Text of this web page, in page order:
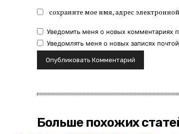
сохраните мое имя, адрес
Уведомить меня о новых комментариях
Уведомлять меня о новых записях
Больше похожих